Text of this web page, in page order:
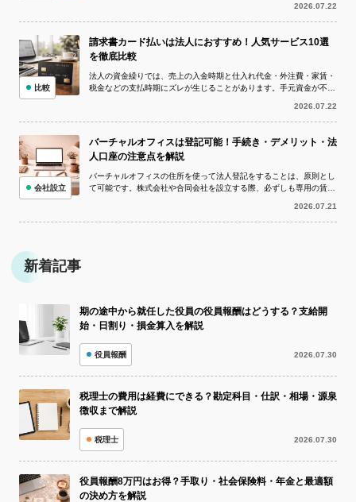
2026.07.22
請求書カード払いは法人におすすめ！人気サービス10選
を徹底比較
法人の資金繰りでは、売上の入金時期と仕入れ代金・外注費・家賃・
税金などの支払時期にズレが生じることがあります。手元資金が不足
2026.07.22
比較
バーチャルオフィスは登記可能！手続き・デメリット・法
人口座の注意点を解説
バーチャルオフィスの住所を使って法人登記をすることは、原則とし
て可能です。株式会社や合同会社を設立する際、必ずしも専用の賃貸
2026.07.21
会社設立
新着記事
期の途中から就任した役員の役員報酬はどうする？支給開
始・日割り・損金算入を解説
役員報酬 2026.07.30
税理士の費用は経費にできる？勘定科目・仕訳・相場・源泉
徴収まで解説
税理士 2026.07.30
役員報酬8万円はお得？手取り・社会保険料・年金と最適額
の決め方を解説